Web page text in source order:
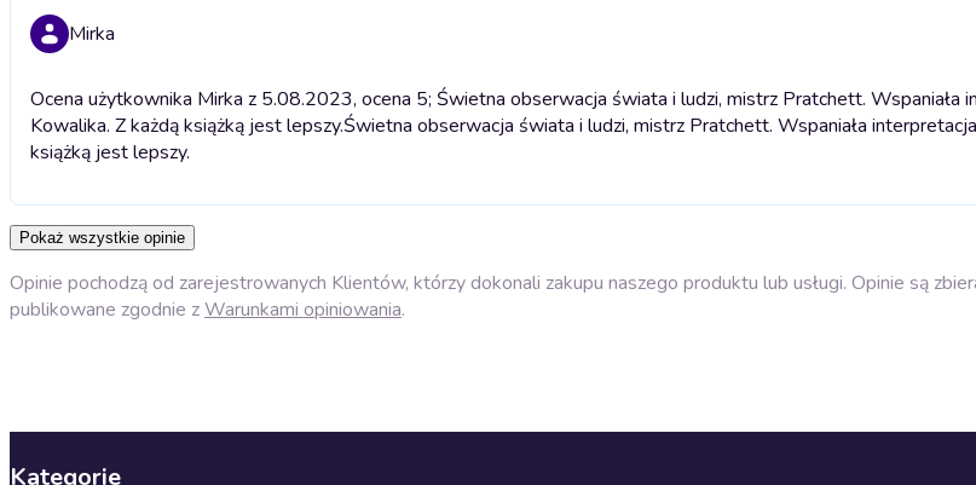
Mirka
Ocena użytkownika Mirka z 5.08.2023, ocena 5; Świetna obserwacja świata i ludzi, mistrz Pratchett. Wspaniała
Kowalika. Z każdą książką jest lepszy.Świetna obserwacja świata i ludzi, mistrz Pratchett. Wspaniała
książką jest lepszy.
Pokaż wszystkie opinie
Opinie pochodzą od zarejestrowanych Klientów, którzy dokonali zakupu naszego produktu lub usługi. Opinie są
publikowane zgodnie zWarunkami opiniowania.
Kategorie